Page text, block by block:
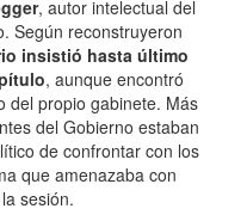
, autor intelectual del
Según reconstruyeron
insistió hasta último
, aunque encontró
del propio gabinete. Más
del Gobierno estaban
de confrontar con los
que amenazaba con
sesión.